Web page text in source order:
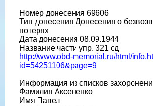
Номер донесения 69606
Тип донесения Донесения о
потерях
Дата донесения 08.09.1944
Название части упр. 321 сд
http://www.obd-memorial.ru/html/
id=54251106&page=9
Информация из списков
Фамилия Аксененко
Имя Павел